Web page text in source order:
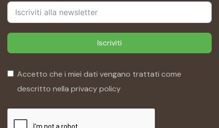
Iscriviti
Accetto che i miei dati vengano trattati come
descritto nella privacy policy